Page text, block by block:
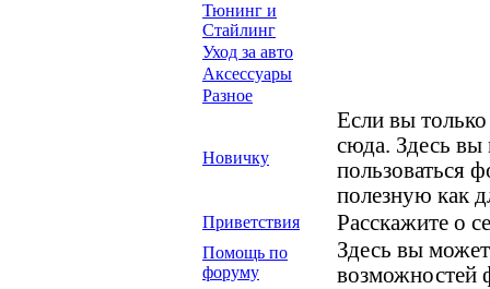
Тюнинг и
Стайлинг
Уход за авто
Аксессуары
Разное
Новичку
Если вы
сюда. Здесь вы
пользоваться
полезную как
Приветствия Расскажите о
Помощь по
форуму
Здесь вы
возможностей